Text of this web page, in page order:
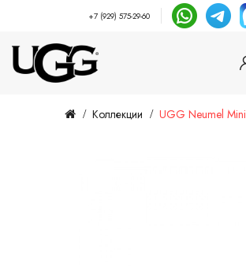
+7 (929) 575-29-60
Коллекции UGG Neumel